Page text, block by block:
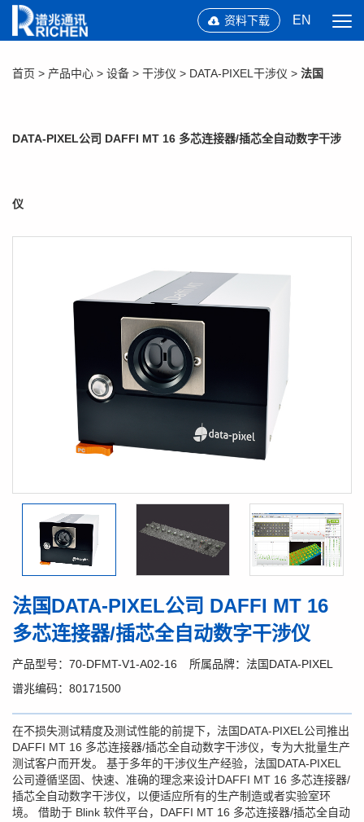
资料下载 EN
首页 > 产品中心 > 设备 > 干涉仪 > DATA-PIXEL干涉仪 > 法国
DATA-PIXEL公司 DAFFI MT 16 多芯连接器/插芯全自动数字干涉
仪
法国DATA-PIXEL公司 DAFFI MT 16
多芯连接器/插芯全自动数字干涉仪
产品型号：70-DFMT-V1-A02-16
所属品牌：法国DATA-PIXEL
谱兆编码：80171500
在不损失测试精度及测试性能的前提下，法国DATA-PIXEL公司推出
DAFFI MT 16 多芯连接器/插芯全自动数字干涉仪，专为大批量生产
测试客户而开发。 基于多年的干涉仪生产经验，法国DATA-PIXEL
公司遵循坚固、快速、准确的理念来设计DAFFI MT 16 多芯连接器/
插芯全自动数字干涉仪，以便适应所有的生产制造或者实验室环
境。 借助于 Blink 软件平台，DAFFI MT 16 多芯连接器/插芯全自动